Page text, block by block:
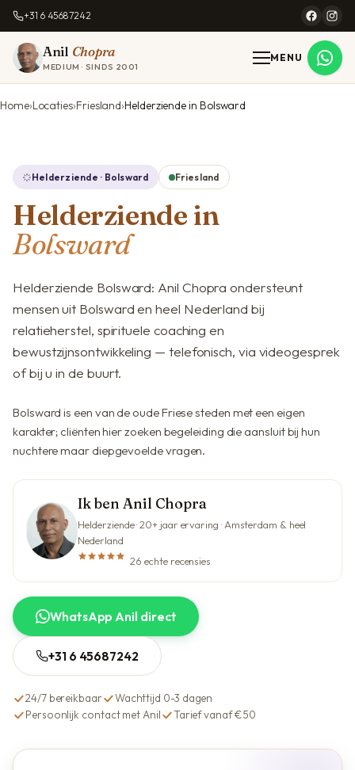
+31 6 45687242
Anil Chopra
MEDIUM · SINDS 2001
MENU
Home Locaties Friesland Helderziende in Bolsward
Helderziende · Bolsward Friesland
Helderziende in
Bolsward
Helderziende Bolsward: Anil Chopra ondersteunt
mensen uit Bolsward en heel Nederland bij
relatieherstel, spirituele coaching en
bewustzijnsontwikkeling — telefonisch, via videogesprek
of bij u in de buurt.
Bolsward is een van de oude Friese steden met een eigen
karakter; cliënten hier zoeken begeleiding die aansluit bij hun
nuchtere maar diepgevoelde vragen.
Ik ben Anil Chopra
Helderziende · 20+ jaar ervaring · Amsterdam & heel
Nederland
26 echte recensies
WhatsApp Anil direct
+31 6 45687242
24/7 bereikbaar
Wachttijd 0-3 dagen
Persoonlijk contact met Anil
Tarief vanaf €50